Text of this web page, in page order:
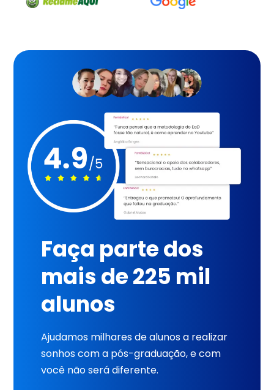
Faça parte dos
mais de 225 mil
alunos
Ajudamos milhares de alunos a realizar
sonhos com a pós-graduação, e com
você não será diferente.